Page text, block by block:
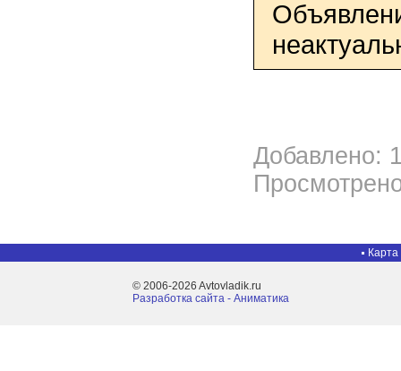
Добавлено:
Карта
© 2006-2026 Avtovladik.ru
Разработка сайта - Aниматика